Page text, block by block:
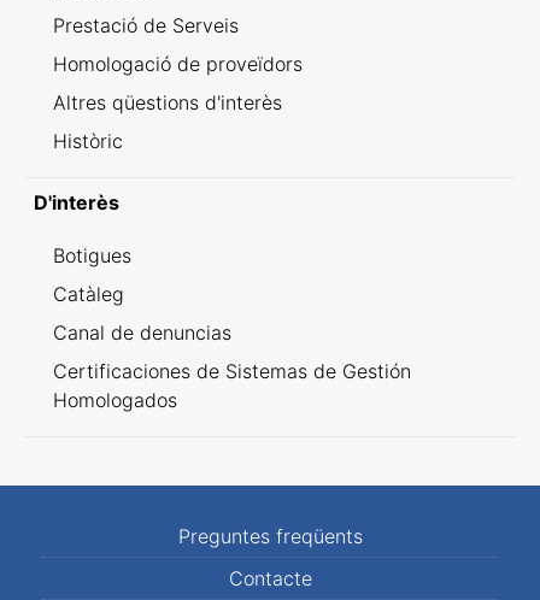
Prestació de Serveis
Homologació de proveïdors
Altres qüestions d'interès
Històric
D'interès
Botigues
Catàleg
Canal de denuncias
Certificaciones de Sistemas de Gestión
Homologados
Preguntes freqüents
Contacte